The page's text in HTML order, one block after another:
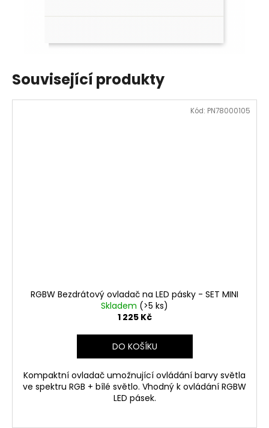
Související produkty
RGBW Bezdrátový ovladač na LED pásky - SET MINI
Skladem (>5 ks)
1 225 Kč
DO KOŠÍKU
Kompaktní ovladač umožnující ovládání barvy světla
ve spektru RGB + bílé světlo. Vhodný k ovládání RGBW
LED pásek.
Kód: PN78000105